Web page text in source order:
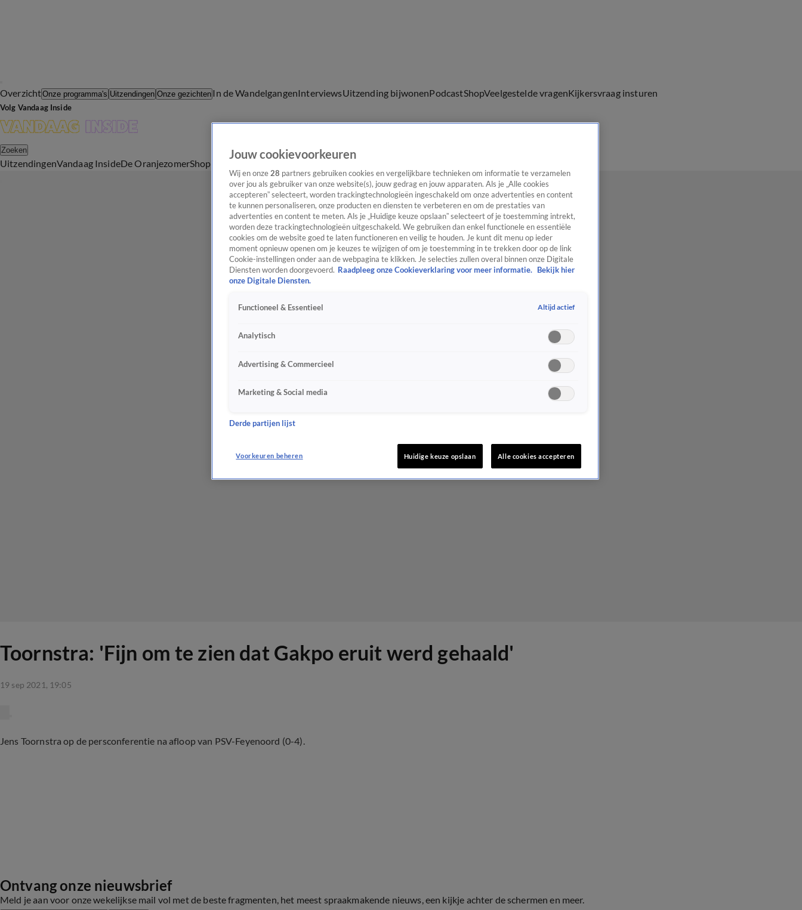
OverzichtOnze programma's Uitzendingen Onze gezichten In de WandelgangenInterviewsUitzending bijwonenPodcastShopVeelgestelde vragenKijkersvraag insturen
Volg Vandaag Inside
Zoeken
UitzendingenVandaag InsideDe OranjezomerShop
Toornstra: 'Fijn om te zien dat Gakpo eruit werd gehaald'
19 sep 2021, 19:05
Jens Toornstra op de persconferentie na afloop van PSV-Feyenoord (0-4).
Ontvang onze nieuwsbrief
Meld je aan voor onze wekelijkse mail vol met de beste fragmenten, het meest spraakmakende nieuws, een kijkje achter de schermen en meer.
Jouw cookievoorkeuren
Wij en onze 28 partners gebruiken cookies en vergelijkbare technieken om informatie te verzamelen
over jou als gebruiker van onze website(s), jouw gedrag en jouw apparaten. Als je „Alle cookies
accepteren” selecteert, worden trackingtechnologieën ingeschakeld om onze advertenties en content
te kunnen personaliseren, onze producten en diensten te verbeteren en om de prestaties van
advertenties en content te meten. Als je „Huidige keuze opslaan” selecteert of je toestemming intrekt,
worden deze trackingtechnologieën uitgeschakeld. We gebruiken dan enkel functionele en essentiële
cookies om de website goed te laten functioneren en veilig te houden. Je kunt dit menu op ieder
moment opnieuw openen om je keuzes te wijzigen of om je toestemming in te trekken door op de link
Cookie-instellingen onder aan de webpagina te klikken. Je selecties zullen overal binnen onze Digitale
Diensten worden doorgevoerd. Raadpleeg onze Cookieverklaring voor meer informatie. Bekijk hier
onze Digitale Diensten.
Functioneel & Essentieel Altijd actief
Analytisch
Advertising & Commercieel
Marketing & Social media
Derde partijen lijst
Voorkeuren beheren Huidige keuze opslaan Alle cookies accepteren